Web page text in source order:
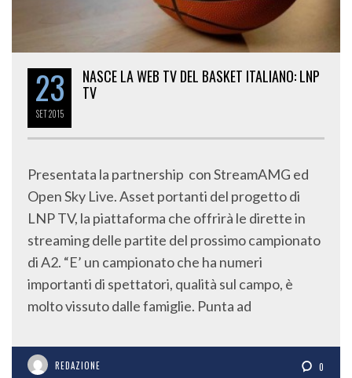
23
SET2015
NASCE LA WEB TV DEL BASKET ITALIANO: LNP
TV
Presentata la partnership con StreamAMG ed
Open Sky Live. Asset portanti del progetto di
LNP TV, la piattaforma che offrirà le dirette in
streaming delle partite del prossimo campionato
di A2. “E’ un campionato che ha numeri
importanti di spettatori, qualità sul campo, è
molto vissuto dalle famiglie. Punta ad
REDAZIONE 0